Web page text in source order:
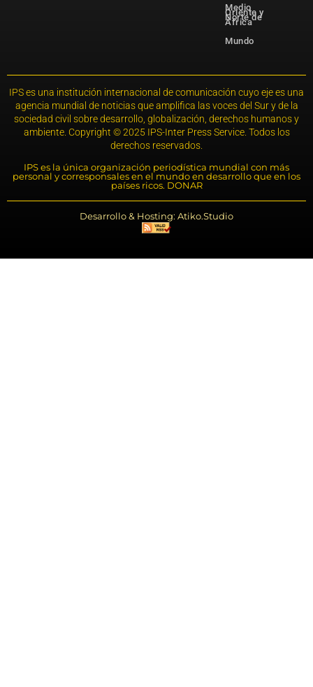
Medio
Oriente y
Norte de
África
Mundo
IPS es una institución internacional de comunicación cuyo eje es una
agencia mundial de noticias que amplifica las voces del Sur y de la
sociedad civil sobre desarrollo, globalización, derechos humanos y
ambiente. Copyright © 2025 IPS-Inter Press Service. Todos los
derechos reservados.
IPS es la única organización periodística mundial con más
personal y corresponsales en el mundo en desarrollo que en los
países ricos. DONAR
Desarrollo & Hosting: Atiko.Studio